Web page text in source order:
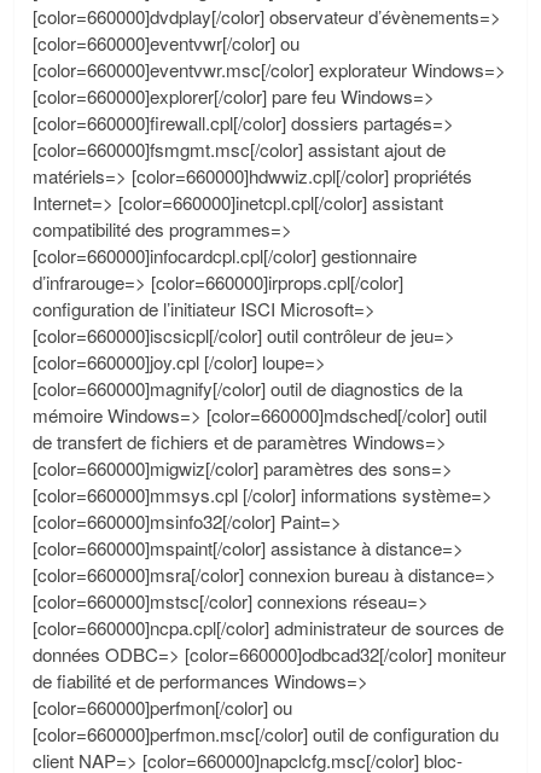
[color=660000]dvdplay[/color] observateur d’évènements=>
[color=660000]eventvwr[/color] ou
[color=660000]eventvwr.msc[/color] explorateur Windows=>
[color=660000]explorer[/color] pare feu Windows=>
[color=660000]firewall.cpl[/color] dossiers partagés=>
[color=660000]fsmgmt.msc[/color] assistant ajout de
matériels=> [color=660000]hdwwiz.cpl[/color] propriétés
Internet=> [color=660000]inetcpl.cpl[/color] assistant
compatibilité des programmes=>
[color=660000]infocardcpl.cpl[/color] gestionnaire
d’infrarouge=> [color=660000]irprops.cpl[/color]
configuration de l’initiateur ISCI Microsoft=>
[color=660000]iscsicpl[/color] outil contrôleur de jeu=>
[color=660000]joy.cpl [/color] loupe=>
[color=660000]magnify[/color] outil de diagnostics de la
mémoire Windows=> [color=660000]mdsched[/color] outil
de transfert de fichiers et de paramètres Windows=>
[color=660000]migwiz[/color] paramètres des sons=>
[color=660000]mmsys.cpl [/color] informations système=>
[color=660000]msinfo32[/color] Paint=>
[color=660000]mspaint[/color] assistance à distance=>
[color=660000]msra[/color] connexion bureau à distance=>
[color=660000]mstsc[/color] connexions réseau=>
[color=660000]ncpa.cpl[/color] administrateur de sources de
données ODBC=> [color=660000]odbcad32[/color] moniteur
de fiabilité et de performances Windows=>
[color=660000]perfmon[/color] ou
[color=660000]perfmon.msc[/color] outil de configuration du
client NAP=> [color=660000]napclcfg.msc[/color] bloc-